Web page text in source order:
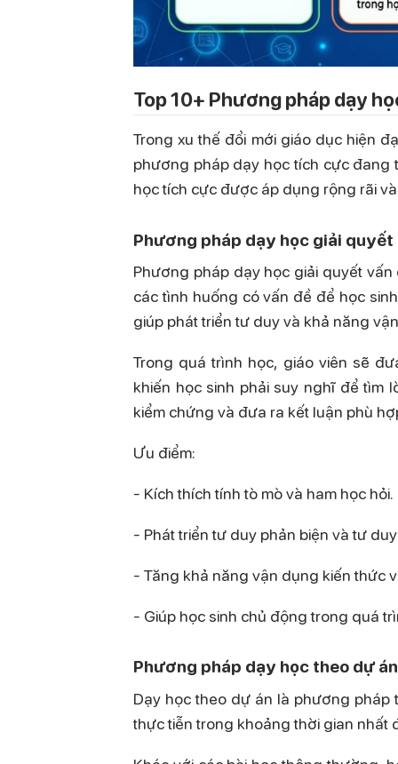
Top 10+ Phương pháp dạy
Trong xu thế đổi mới giáo dục hiện
phương pháp dạy học tích cực
học tích cực được áp dụng rộng rãi
Phương pháp dạy học giải quyết
Phương pháp dạy học giải quyết
các tình huống có vấn đề để học
giúp phát triển tư duy và khả năng
Trong quá trình học, giáo viên sẽ
khiến học sinh phải suy nghĩ để tìm
kiểm chứng và đưa ra kết luận phù
Ưu điểm:
- Kích thích tính tò mò và ham học hỏi.
- Phát triển tư duy phản biện và tư
- Tăng khả năng vận dụng kiến thức
- Giúp học sinh chủ động trong quá
Phương pháp dạy học theo dự
Dạy học theo dự án là phương pháp
thực tiễn trong khoảng thời gian nhất